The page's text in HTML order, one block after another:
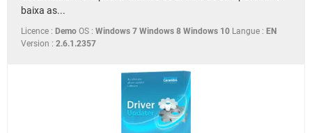
baixa as...
Licence : Demo OS : Windows 7 Windows 8 Windows 10 Langue : EN
Version : 2.6.1.2357